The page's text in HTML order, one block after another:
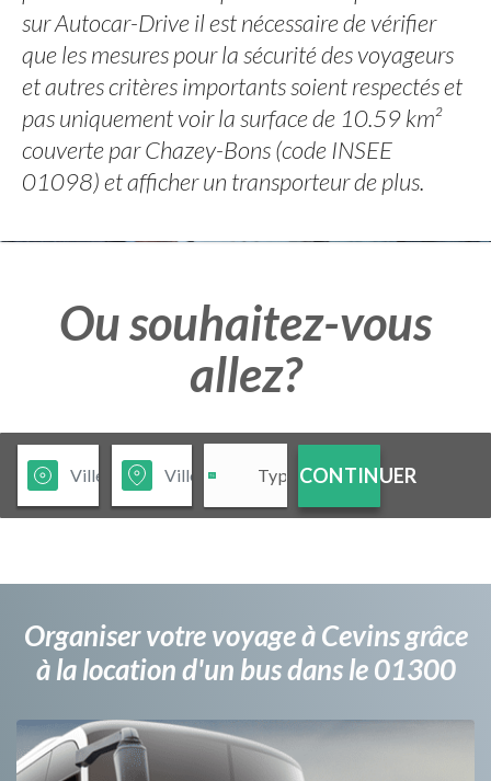
sur Autocar-Drive il est nécessaire de vérifier
que les mesures pour la sécurité des voyageurs
et autres critères importants soient respectés et
pas uniquement voir la surface de 10.59 km²
couverte par Chazey-Bons (code INSEE
01098) et afficher un transporteur de plus.
Ou souhaitez-vous
allez?
CONTINUER
Organiser votre voyage à Cevins grâce
à la location d'un bus dans le 01300